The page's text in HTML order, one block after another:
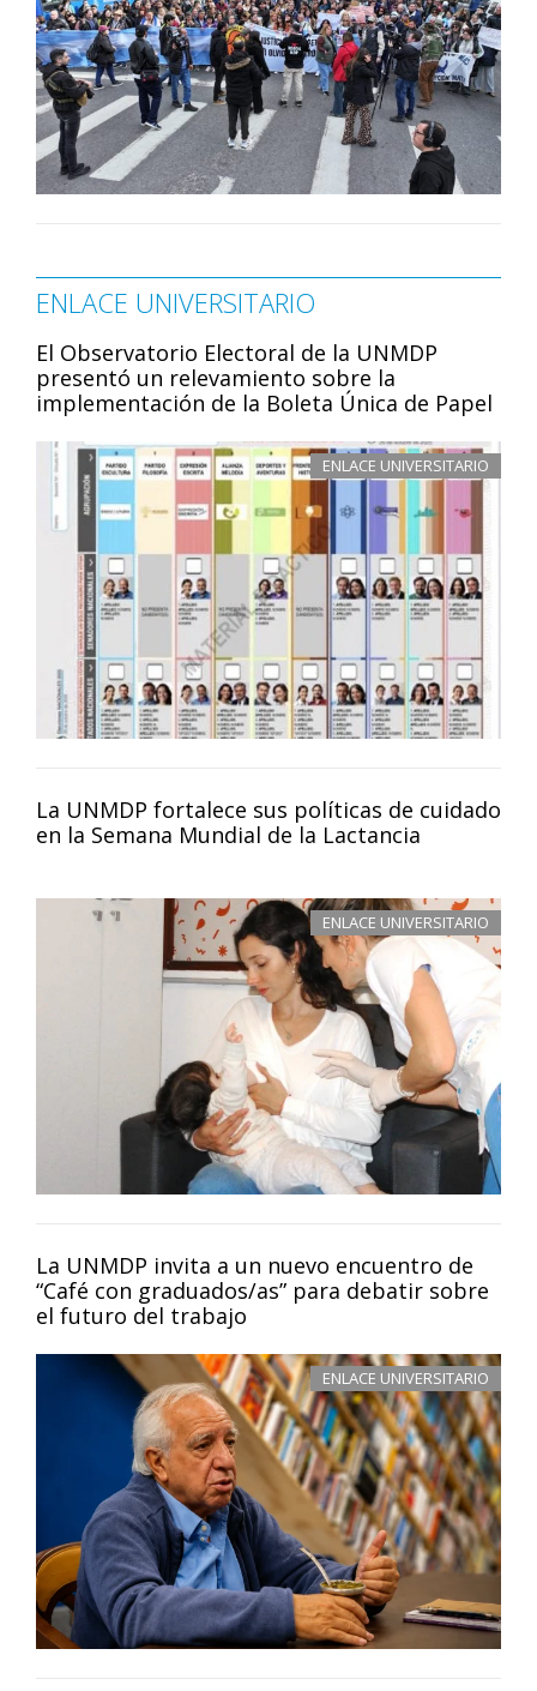
ENLACE UNIVERSITARIO
El Observatorio Electoral de la UNMDP
presentó un relevamiento sobre la
implementación de la Boleta Única de Papel
ENLACE UNIVERSITARIO
La UNMDP fortalece sus políticas de cuidado
en la Semana Mundial de la Lactancia
ENLACE UNIVERSITARIO
La UNMDP invita a un nuevo encuentro de
“Café con graduados/as” para debatir sobre
el futuro del trabajo
ENLACE UNIVERSITARIO